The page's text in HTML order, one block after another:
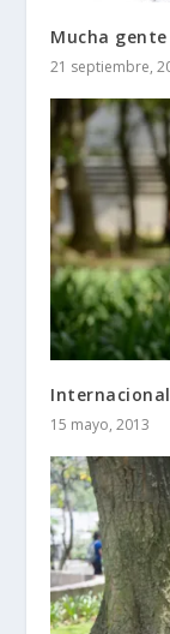
Mucha
21 septiembre,
15 mayo, 2013